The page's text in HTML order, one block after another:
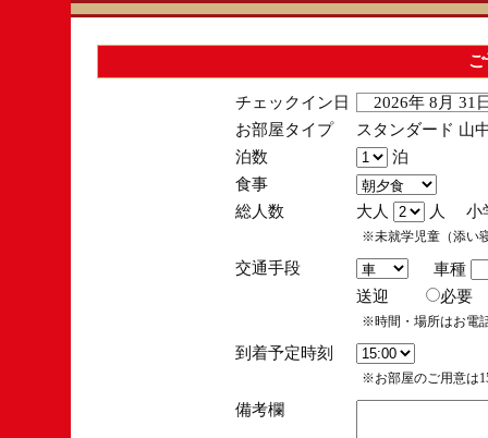
チェックイン日
2026年 8月
お部屋タイプ
スタンダード 山
泊数
泊
食事
総人数
大人 人 小
※未就学児童（添い
交通手段
車種
送迎
必
※時間・場所はお電
到着予定時刻
※お部屋のご用意は
備考欄